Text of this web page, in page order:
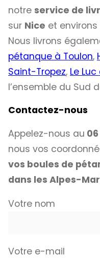
notre service de
sur Nice et
Nous livrons
pétanque à Toulon,
Saint-Tropez, Le
l’ensemble du Sud
Contactez-nous
Appelez-nous au 06
nous vos
vos boules de
dans les Alpes-
Votre nom
Votre e-mail